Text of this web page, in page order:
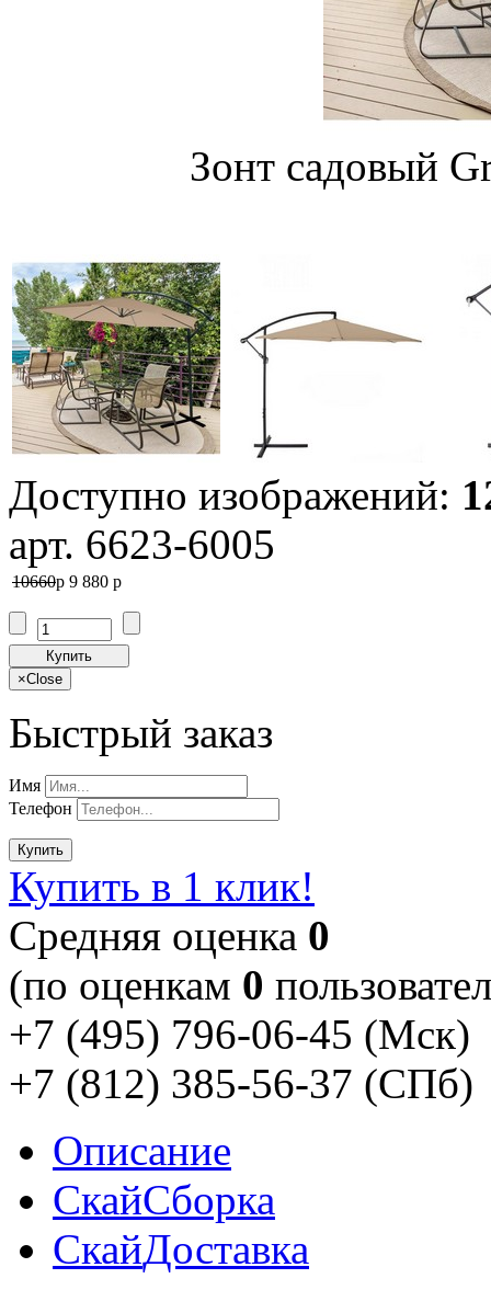
Зонт садовый
Доступно изображений:
арт. 6623-6005
10660p 9 880 p
Купить
×Close
Быстрый заказ
Имя
Телефон
Купить
Купить в 1 клик!
Cредняя оценка 0
(по оценкам 0
+7 (495) 796-06-45 (Мск)
+7 (812) 385-56-37 (СПб)
Описание
СкайСборка
СкайДоставка